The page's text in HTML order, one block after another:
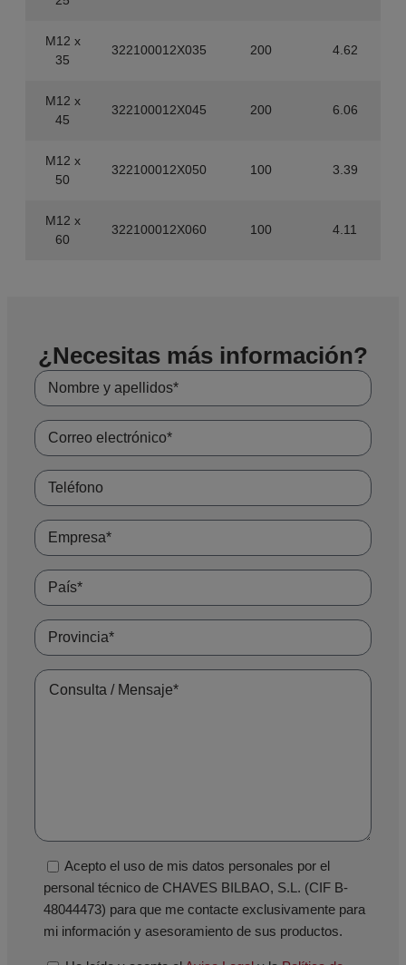
M12 x
35
322100012X035 200 4.62
M12 x
45
322100012X045 200 6.06
M12 x
50
322100012X050 100 3.39
M12 x
60
322100012X060 100 4.11
¿Necesitas más información?
Acepto el uso de mis datos personales por el
personal técnico de CHAVES BILBAO, S.L. (CIF B-
48044473) para que me contacte exclusivamente para
mi información y asesoramiento de sus productos.